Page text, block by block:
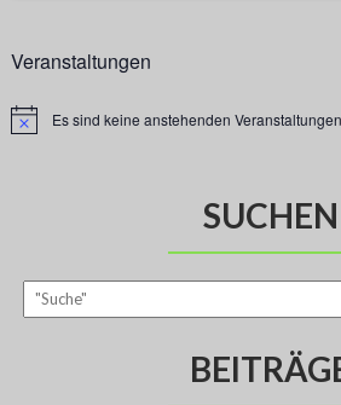
Veranstaltungen
H
Es sind keine anstehenden
SUCHEN